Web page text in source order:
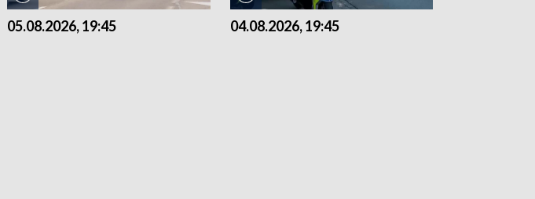
05.08.2026, 19:45 04.08.2026, 19:45